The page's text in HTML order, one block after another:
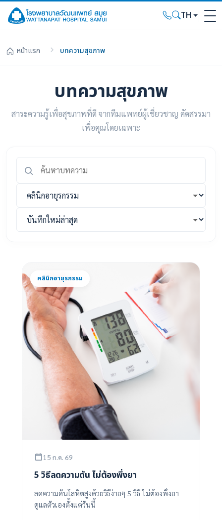
TH
หน้าแรก บทความสุขภาพ
บทความสุขภาพ
สาระความรู้เพื่อสุขภาพที่ดี จากทีมแพทย์ผู้เชี่ยวชาญ คัดสรรมา
เพื่อคุณโดยเฉพาะ
คลินิกอายุรกรรม
15 ก.ค. 69
5 วิธีลดความดัน ไม่ต้องพึ่งยา
ลดความดันโลหิตสูงด้วยวิธีง่ายๆ 5 วิธี ไม่ต้องพึ่งยา
ดูแลตัวเองตั้งแต่วันนี้